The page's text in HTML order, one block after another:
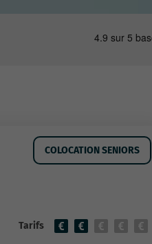
COLOCATION SENIORS
Tarifs